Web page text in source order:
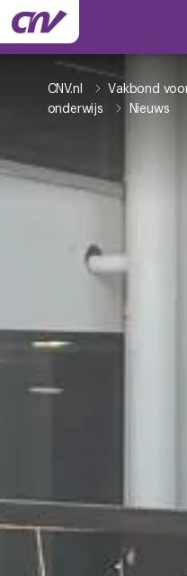
CNV.nl Vakbond
onderwijs
Nieuws